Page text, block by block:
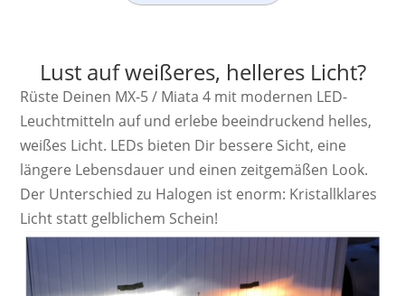
Lust auf weißeres, helleres Licht?
Rüste Deinen MX-5 / Miata 4 mit modernen LED-
Leuchtmitteln auf und erlebe beeindruckend helles,
weißes Licht. LEDs bieten Dir bessere Sicht, eine
längere Lebensdauer und einen zeitgemäßen Look.
Der Unterschied zu Halogen ist enorm: Kristallklares
Licht statt gelblichem Schein!